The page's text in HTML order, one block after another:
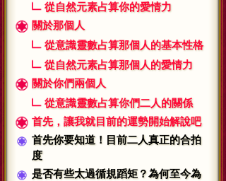
從自然元素占算你的愛情力
關於那個人
從意識靈數占算那個人的基本性格
從自然元素占算那個人的愛情力
關於你們兩個人
從意識靈數占算你們二人的關係
首先，讓我就目前的運勢開始解說吧
首先你要知道！目前二人真正的合拍
度
是否有些太過循規蹈矩？為何至今為